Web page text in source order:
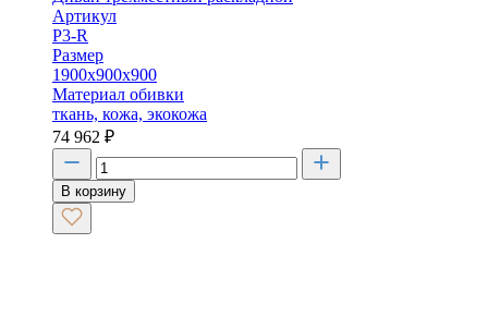
Артикул
P3-R
Размер
1900х900х900
Материал обивки
ткань, кожа, экокожа
74 962 ₽
В корзину